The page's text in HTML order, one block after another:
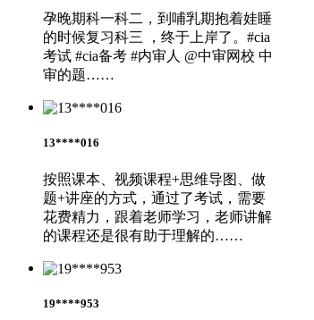
孕晚期科一科二，到哺乳期抱着娃睡
的时候复习科三 ，终于上岸了。#cia
考试 #cia备考 #内审人 @中审网校 中
审的题……
13****016
按照课本、视频课程+思维导图、做
题+讲座的方式，通过了考试，需要
花费精力，跟着老师学习，老师讲解
的课程还是很有助于理解的……
19****953